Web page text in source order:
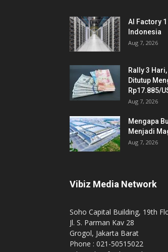
AI Factory
Indonesia
Aug 7, 2026
Rally 3
Ditutup
Rp17.885/
Aug 7, 2026
Mengapa
Menjadi
Aug 7, 2026
Vibiz Media Network
Soho Capital Building, 19th
Jl. S. Parman Kav 28
Grogol, Jakarta Barat
Phone : 021-50515022